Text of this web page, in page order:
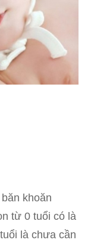
khoăn
từ 0 tuổi có là
là chưa cần